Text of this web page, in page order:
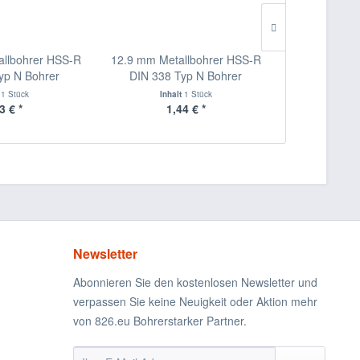
HSS-R
N Bohrer
1 Stück
€ *
12.9 mm Metallbohrer HSS-R
DIN 338 Typ N Bohrer
Inhalt 1 Stück
1,44 € *
Newsletter
Abonnieren Sie den kostenlosen Newsletter und
verpassen Sie keine Neuigkeit oder Aktion mehr
von 826.eu Bohrerstarker Partner.